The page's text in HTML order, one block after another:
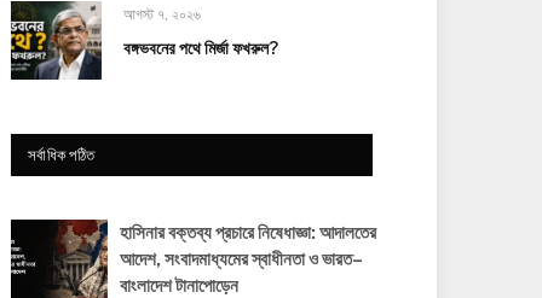
আগস্ট ৭, ২০২৬
বঙ্গভবনের পথে মির্জা ফখরুল?
সর্বাধিক পঠিত
হাসিনার বক্তব্য প্রচারে নিষেধাজ্ঞা: আদালতের
আদেশ, সংবাদমাধ্যমের স্বাধীনতা ও ভারত–
বাংলাদেশ টানাপোড়েন